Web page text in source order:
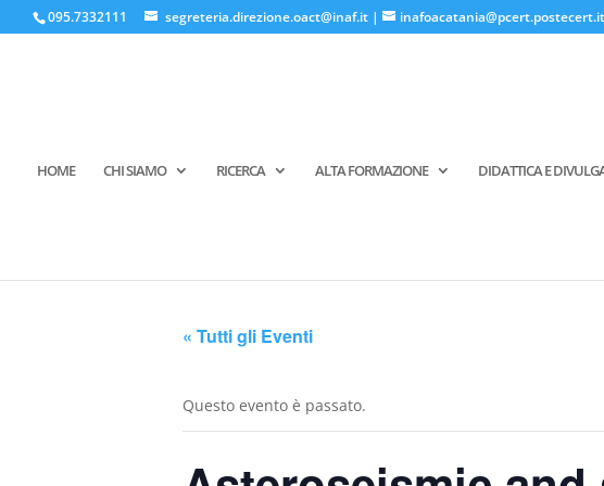
095.7332111 segreteria.direzione.oact@inaf.it | inafoacatania@pcert.postecert.it
HOME CHI SIAMO RICERCA ALTA FORMAZIONE DIDATTICA E
« Tutti gli Eventi
Questo evento è passato.